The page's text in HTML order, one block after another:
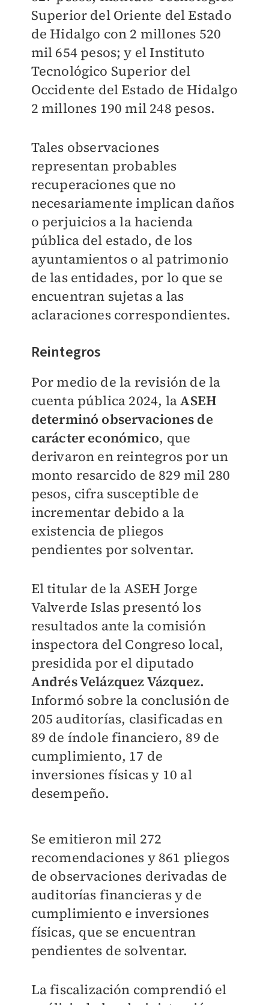
Superior del Oriente del Estado
de Hidalgo con 2 millones 520
mil 654 pesos; y el Instituto
Tecnológico Superior del
Occidente del Estado de Hidalgo
2 millones 190 mil 248 pesos.
Tales observaciones
representan probables
recuperaciones que no
necesariamente implican daños
o perjuicios a la hacienda
pública del estado, de los
ayuntamientos o al patrimonio
de las entidades, por lo que se
encuentran sujetas a las
aclaraciones correspondientes.
Reintegros
Por medio de la revisión de la
cuenta pública 2024, laASEH
determinó observaciones de
carácter económico, que
derivaron en reintegros por un
monto resarcido de 829 mil 280
pesos, cifra susceptible de
incrementar debido a la
existencia de pliegos
pendientes por solventar.
El titular de la ASEH Jorge
Valverde Islas presentó los
resultados ante la comisión
inspectora del Congreso local,
presidida por el diputado
Andrés Velázquez Vázquez.
Informó sobre la conclusión de
205 auditorías, clasificadas en
89 de índole financiero, 89 de
cumplimiento, 17 de
inversiones físicas y 10 al
desempeño.
Se emitieron mil 272
recomendaciones y 861 pliegos
de observaciones derivadas de
auditorías financieras y de
cumplimiento e inversiones
físicas, que se encuentran
pendientes de solventar.
La fiscalización comprendió el